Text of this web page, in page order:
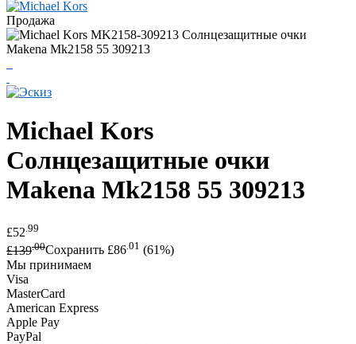
Продажа
Michael Kors
Солнцезащитные очки
Makena Mk2158 55 309213
£52 .99
£139.00Сохранить £86.01 (61%)
Мы принимаем
Visa
MasterCard
American Express
Apple Pay
PayPal